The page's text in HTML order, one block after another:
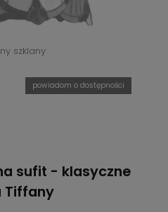
szklany
powiadom o dostępności
sufit - klasyczne
Tiffany